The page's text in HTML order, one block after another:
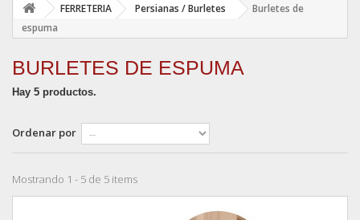
FERRETERIA Persianas / Burletes
Burletes de
espuma
BURLETES DE ESPUMA
Hay 5 productos.
Ordenar por
Mostrando 1 - 5 de 5 items